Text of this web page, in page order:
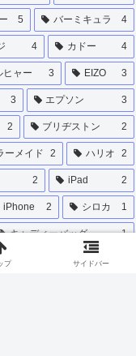
5 バーミキュラ 4
4 カドー 4
ヒャー 3 EIZO 3
3 エプソン 3
2 ブリヂストン 2
ーメイド 2 ハリオ 2
2 iPad 2
iPhone 2 シロカ 1
キャディーバッグ 1
ゴルフ
プ サイドバー